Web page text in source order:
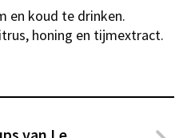
en koud te drinken.
honing en tijmextract.